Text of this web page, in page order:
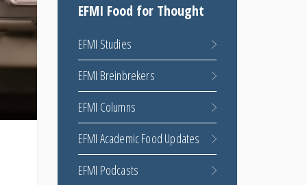
EFMI Food for Thought
EFMI Studies
EFMI Breinbrekers
EFMI Columns
EFMI Academic Food Updates
EFMI Podcasts